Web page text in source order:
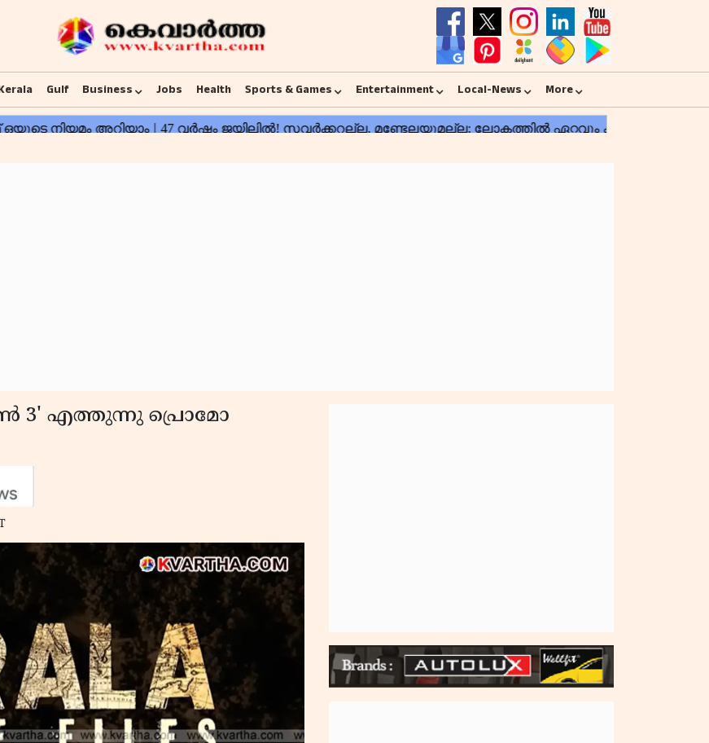
Gulf Business Jobs Health Sports & Games Entertainment Local-News More
3' എത്തുന്നു പ്രൊമോ